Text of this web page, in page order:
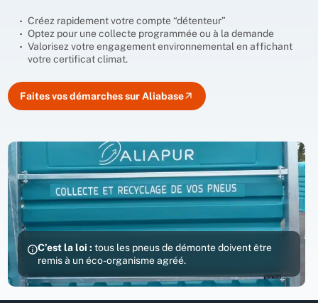
Créez rapidement votre compte “détenteur”
Optez pour une collecte programmée ou à la demande
Valorisez votre engagement environnemental en affichant
votre certificat climat.
Faites vos démarches sur Aliabase
C’est la loi : tous les pneus de démonte doivent être
remis à un éco-organisme agréé.